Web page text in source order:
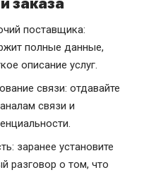
заказа
поставщика:
полные данные,
описание услуг.
связи: отдавайте
связи и
заранее установите
разговор о том, что